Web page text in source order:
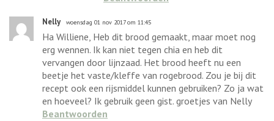
Nelly woensdag 01 nov 2017 om 11:45
Ha Williene, Heb dit brood gemaakt, maar moet nog
erg wennen. Ik kan niet tegen chia en heb dit
vervangen door lijnzaad. Het brood heeft nu een
beetje het vaste/kleffe van rogebrood. Zou je bij dit
recept ook een rijsmiddel kunnen gebruiken? Zo ja wat
en hoeveel? Ik gebruik geen gist. groetjes van Nelly
Beantwoorden